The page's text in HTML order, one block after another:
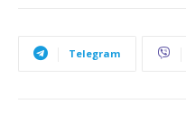
Telegram